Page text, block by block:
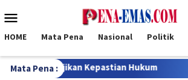
ke
Mobile
HOME Mata Pena Nasional Politik
Mata Pena :Serah Terima Jabatan Sekda